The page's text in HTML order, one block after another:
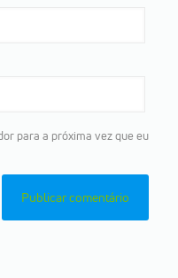
para a próxima vez que eu